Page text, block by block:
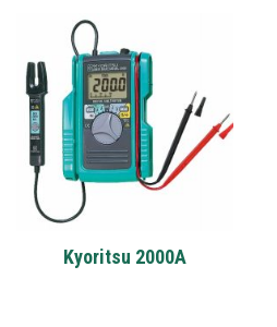
Kyoritsu 2000A